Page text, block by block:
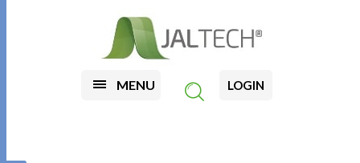
MENU LOGIN